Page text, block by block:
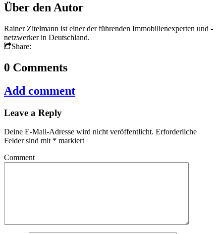
Über den Autor
Rainer Zitelmann ist einer der führenden Immobilienexperten und -
netzwerker in Deutschland.
Share:
0 Comments
Add comment
Leave a Reply
Deine E-Mail-Adresse wird nicht veröffentlicht. Erforderliche
Felder sind mit * markiert
Comment